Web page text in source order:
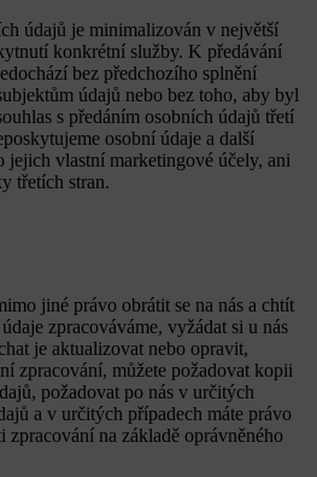
údajů je minimalizován v největší
konkrétní služby. K předávání
bez předchozího splnění
údajů nebo bez toho, aby byl
s předáním osobních údajů třetí
osobní údaje a další
jejich vlastní marketingové účely, ani
třetích stran.
jiné právo obrátit se na nás a chtít
zpracováváme, vyžádat si u nás
je aktualizovat nebo opravit,
zpracování, můžete požadovat kopii
požadovat po nás v určitých
a v určitých případech máte právo
zpracování na základě oprávněného